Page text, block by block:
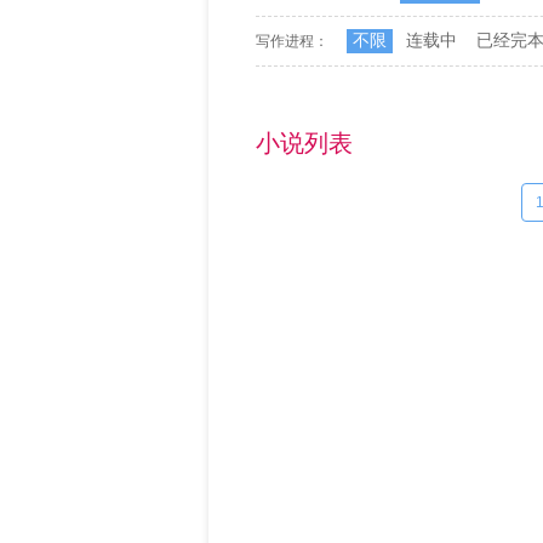
写作进程： 不限 连载中 已经完本
小说列表
1